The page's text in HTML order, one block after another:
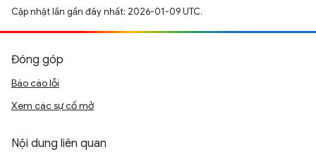
Cập nhật lần gần đây nhất: 2026-01-09 UTC.
Đóng góp
Báo cáo lỗi
Xem các sự cố mở
Nội dung liên quan